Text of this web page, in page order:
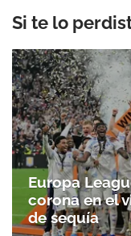
Si te lo
Europa
corona en el
de sequía